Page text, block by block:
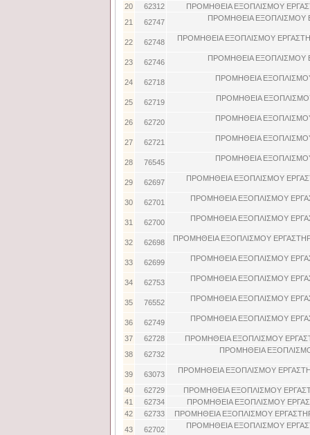
20
62312
ΠΡΟΜΗΘΕΙΑ ΕΞΟΠΛΙΣΜΟΥ
21
62747 ΠΡΟΜΗΘΕΙΑ ΕΞΟΠΛΙΣΜΟΥ
22 62748 ΠΡΟΜΗΘΕΙΑ ΕΞΟΠΛΙΣΜΟΥ
23 62746 ΠΡΟΜΗΘΕΙΑ ΕΞΟΠΛΙΣΜΟΥ
24 62718 ΠΡΟΜΗΘΕΙΑ
25 62719 ΠΡΟΜΗΘΕΙΑ
26 62720 ΠΡΟΜΗΘΕΙΑ
27 62721 ΠΡΟΜΗΘΕΙΑ
28 76545 ΠΡΟΜΗΘΕΙΑ
29 62697 ΠΡΟΜΗΘΕΙΑ ΕΞΟΠΛΙΣΜΟΥ
30 62701 ΠΡΟΜΗΘΕΙΑ ΕΞΟΠΛΙΣΜΟΥ
31 62700 ΠΡΟΜΗΘΕΙΑ ΕΞΟΠΛΙΣΜΟΥ
32 62698 ΠΡΟΜΗΘΕΙΑ ΕΞΟΠΛΙΣΜΟΥ
33 62699 ΠΡΟΜΗΘΕΙΑ ΕΞΟΠΛΙΣΜΟΥ
34 62753 ΠΡΟΜΗΘΕΙΑ ΕΞΟΠΛΙΣΜΟΥ
35 76552 ΠΡΟΜΗΘΕΙΑ ΕΞΟΠΛΙΣΜΟΥ
36 62749 ΠΡΟΜΗΘΕΙΑ ΕΞΟΠΛΙΣΜΟΥ
37 62728
ΠΡΟΜΗΘΕΙΑ ΕΞΟΠΛΙΣΜΟΥ
38
62732 ΠΡΟΜΗΘΕΙΑ
39 63073 ΠΡΟΜΗΘΕΙΑ ΕΞΟΠΛΙΣΜΟΥ
40 62729
ΠΡΟΜΗΘΕΙΑ ΕΞΟΠΛΙΣΜΟΥ
41
62734
ΠΡΟΜΗΘΕΙΑ ΕΞΟΠΛΙΣΜΟΥ
42
62733
ΠΡΟΜΗΘΕΙΑ ΕΞΟΠΛΙΣΜΟΥ
43
62702 ΠΡΟΜΗΘΕΙΑ ΕΞΟΠΛΙΣΜΟΥ